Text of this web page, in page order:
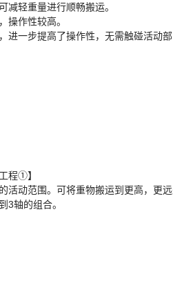
减轻重量进行顺畅搬运。
操作性较高。
进一步提高了操作性，无需触碰活动
程①】
活动范围。可将重物搬运到更高，更
3轴的组合。